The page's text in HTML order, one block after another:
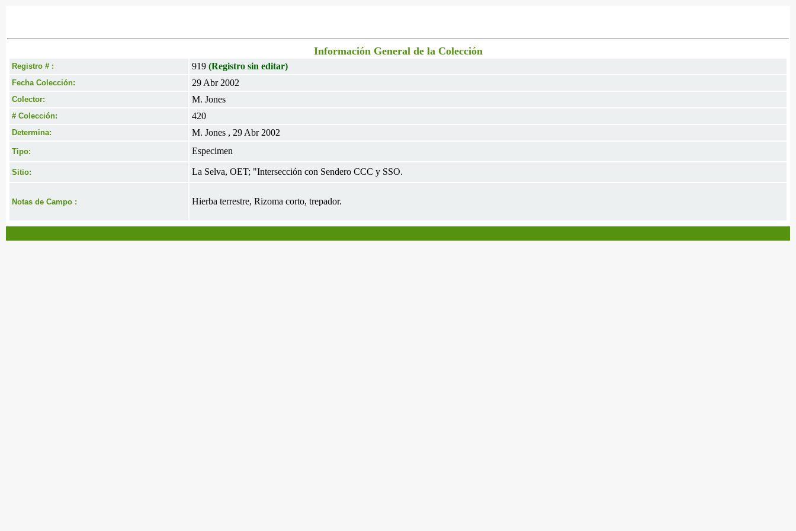
Información General de la Colección
Registro # : 919 (Registro sin editar)
Fecha Colección: 29 Abr 2002
Colector: M. Jones
# Colección: 420
Determina: M. Jones , 29 Abr 2002
Tipo: Especimen
Sitio: La Selva, OET; "Intersección con Sendero CCC y SSO.
Notas de Campo : Hierba terrestre, Rizoma corto, trepador.